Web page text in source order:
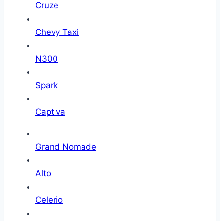
Cruze
Chevy Taxi
N300
Spark
Captiva
Grand Nomade
Alto
Celerio